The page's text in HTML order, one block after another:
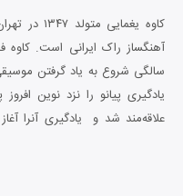
کاوه
آهنگساز راک ایرانی است. کاوه
سالگی شروع به یاد گرفتن
یادگیری پیانو را نزد نوین
علاقه‌مند شد و یادگیری آنرا